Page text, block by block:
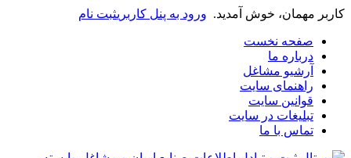
کاربر مهمان، خوش آمدید. ورود به پنل کاربریثبت نام
صفحه نخست
درباره ما
آرشیو مشاغل
راهنمای سایت
قوانین سایت
تبلیغات در سایت
تماس با ما